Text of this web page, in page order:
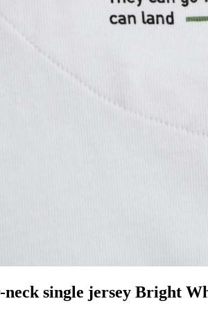
neck single jersey Bright